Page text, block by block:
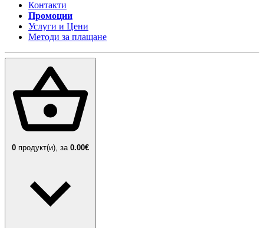
Контакти
Промоции
Услуги и Цени
Методи за плащане
0 продукт(и), за 0.00€